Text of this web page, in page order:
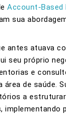
Account-Based
sua
antes atuava
seu próprio
e
área de saúde.
a
implementando